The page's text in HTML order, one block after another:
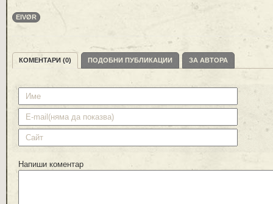
EIVØR
КОМЕНТАРИ (0) ПОДОБНИ ПУБЛИКАЦИИ ЗА АВТОРА
Напиши коментар